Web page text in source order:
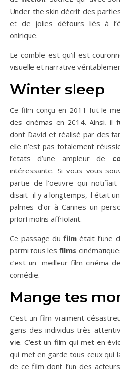
Under the skin décrit des
et de jolies détours liés à
onirique.
Le comble est qu’il est
visuelle et narrative
Winter sleep
Ce film conçu en 2011 fut le
des cinémas en 2014. Ainsi, il
dont David et réalisé par des
elle n’est pas totalement
l’etats d’une ampleur de
intéressante. Si vous vous
partie de l’oeuvre qui notifiait
disait : il y a longtemps, il était
palmes d’or à Cannes un
priori moins affriolant.
Ce passage du filmétait l’une
parmi tous lesfilms
c’est un meilleur film cinéma
comédie.
Mange tes
C’est un film vraiment
gens des individus très
vie. C’est un film qui met en
qui met en garde tous ceux qui
de ce film dont l’un des